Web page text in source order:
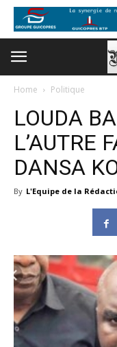
Home Politique
LOUDA
L’AUTRE
DANSA
By L'Equipe de la